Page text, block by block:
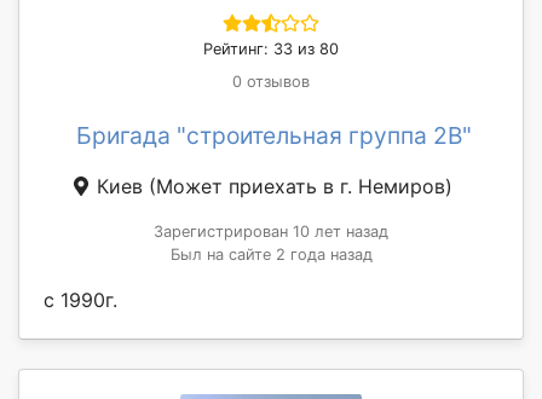
Рейтинг: 33 из 80
0 отзывов
Бригада "строительная группа 2В"
Киев (Может приехать в г. Немиров)
Зарегистрирован 10 лет назад
Был на сайте 2 года назад
с 1990г.